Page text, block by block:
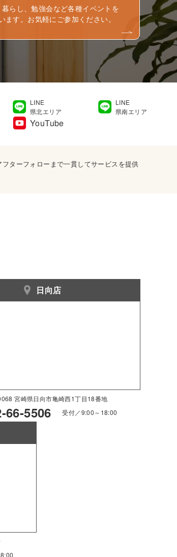
らし、勉強会など各種イベントを
ます。お気軽にご参加ください。
LINE
県北エリア
LINE
県南エリア
YouTube
ターフォローまで一貫してサービスを提供
日向店
宮崎県日向市亀崎西1丁目18番地
66-5506 受付／9:00～18:00